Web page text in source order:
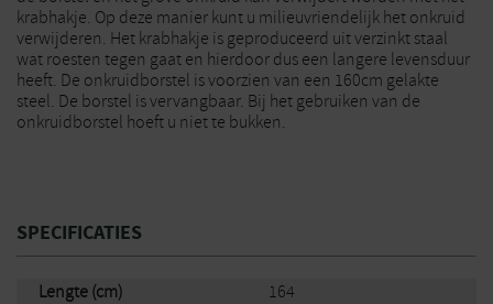
krabhakje. Op deze manier kunt u milieuvriendelijk het onkruid
verwijderen. Het krabhakje is geproduceerd uit verzinkt staal
wat roesten tegen gaat en hierdoor dus een langere levensduur
heeft. De onkruidborstel is voorzien van een 160cm gelakte
steel. De borstel is vervangbaar. Bij het gebruiken van de
onkruidborstel hoeft u niet te bukken.
SPECIFICATIES
Lengte (cm)
164